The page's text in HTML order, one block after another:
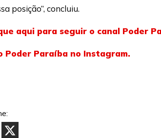
posição”, concluiu.
aqui para seguir o canal Poder
Poder Paraíba no Instagram.